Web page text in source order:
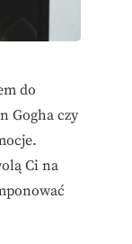
do
Gogha czy
Ci na